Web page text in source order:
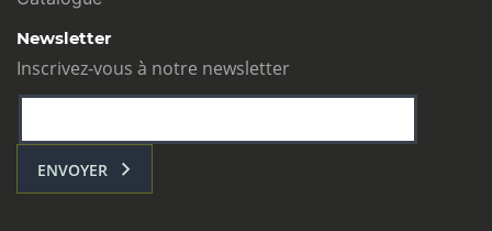
Newsletter
Inscrivez-vous à notre newsletter
ENVOYER